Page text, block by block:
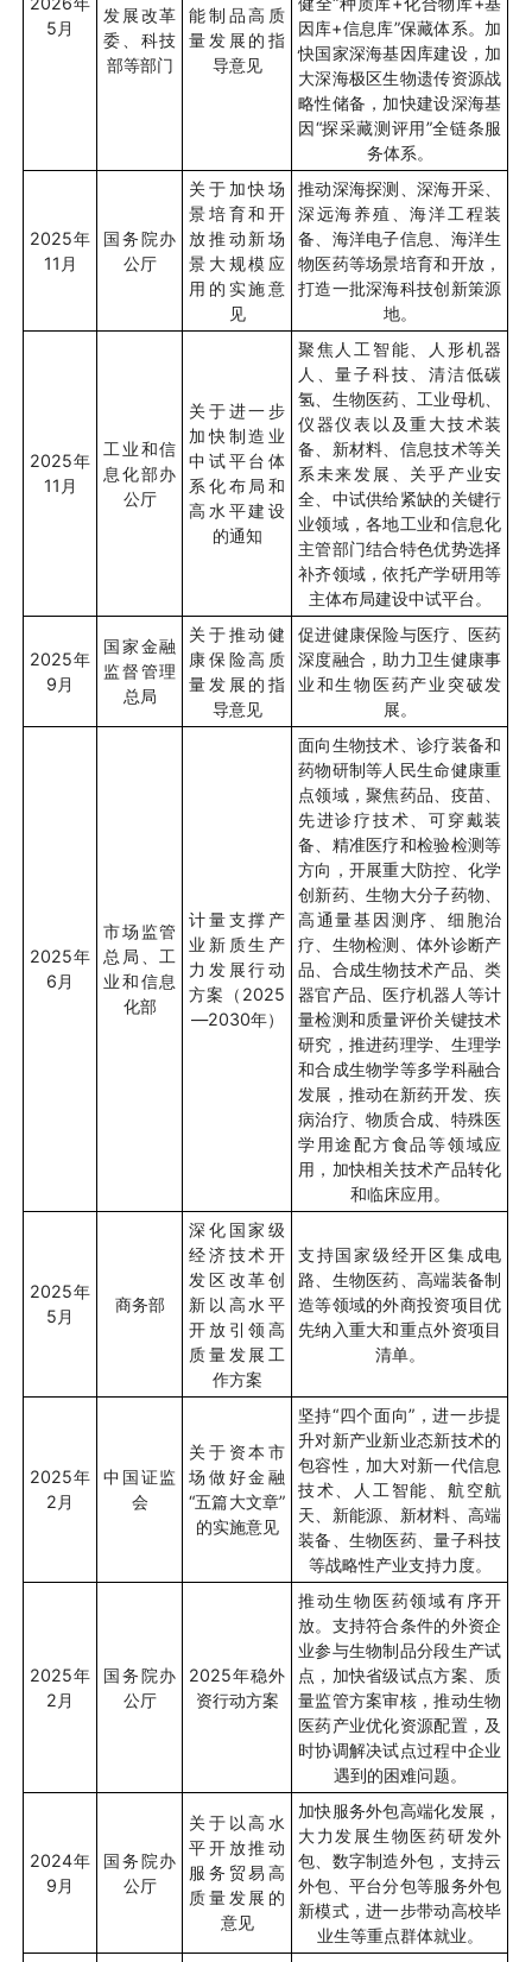
5 月
发展改革
委、科技
部等部门
能制品高质
量发展的指
导意见
因库+信息库”保藏体系。加
快国家深海基因库建设，加
大深海极区生物遗传资源战
略性储备，加快建设深海基
因“探采藏测评用”全链条服
务体系。
2025年
11 月
国务院办
公厅
关于加快场
景培育和开
放推动新场
景大规模应
用的实施意
见
推动深海探测、深海开采、
深远海养殖、海洋工程装
备、海洋电子信息、海洋生
物医药等场景培育和开放，
打造一批深海科技创新策源
地。
2025年
11 月
工业和信
息化部办
公厅
关于进一步
加快制造业
中试平台体
系化布局和
高水平建设
的通知
聚焦人工智能、人形机器
人、量子科技、清洁低碳
氢、生物医药、工业母机、
仪器仪表以及重大技术装
备、新材料、信息技术等关
系未来发展、关乎产业安
全、中试供给紧缺的关键行
业领域，各地工业和信息化
主管部门结合特色优势选择
补齐领域，依托产学研用等
主体布局建设中试平台。
2025年
9 月
国家金融
监督管理
总局
关于推动健
康保险高质
量发展的指
导意见
促进健康保险与医疗、医药
深度融合，助力卫生健康事
业和生物医药产业突破发
展。
2025年
6 月
市场监管
总局、工
业和信息
化部
计量支撑产
业新质生产
力发展行动
方案（ 2025
—2030年）
面向生物技术、诊疗装备和
药物研制等人民生命健康重
点领域，聚焦药品、疫苗、
先进诊疗技术、可穿戴装
备、精准医疗和检验检测等
方向，开展重大防控、化学
创新药、生物大分子药物、
高通量基因测序、细胞治
疗、生物检测、体外诊断产
品、合成生物技术产品、类
器官产品、医疗机器人等计
量检测和质量评价关键技术
研究，推进药理学、生理学
和合成生物学等多学科融合
发展，推动在新药开发、疾
病治疗、物质合成、特殊医
学用途配方食品等领域应
用，加快相关技术产品转化
和临床应用。
2025年
5 月
商务部
深化国家级
经济技术开
发区改革创
新以高水平
开放引领高
质量发展工
作方案
支持国家级经开区集成电
路、生物医药、高端装备制
造等领域的外商投资项目优
先纳入重大和重点外资项目
清单。
2025年
2 月
中国证监
会
关于资本市
场做好金融
“五篇大文章”
的实施意见
坚持“四个面向” ，进一步提
升对新产业新业态新技术的
包容性，加大对新一代信息
技术、人工智能、航空航
天、新能源、新材料、高端
装备、生物医药、量子科技
等战略性产业支持力度。
2025年
2 月
国务院办
公厅
2025年稳外
资行动方案
推动生物医药领域有序开
放。支持符合条件的外资企
业参与生物制品分段生产试
点，加快省级试点方案、质
量监管方案审核，推动生物
医药产业优化资源配置，及
时协调解决试点过程中企业
遇到的困难问题。
2024年
9 月
国务院办
公厅
关于以高水
平开放推动
服务贸易高
质量发展的
意见
加快服务外包高端化发展，
大力发展生物医药研发外
包、数字制造外包，支持云
外包、平台分包等服务外包
新模式，进一步带动高校毕
业生等重点群体就业。